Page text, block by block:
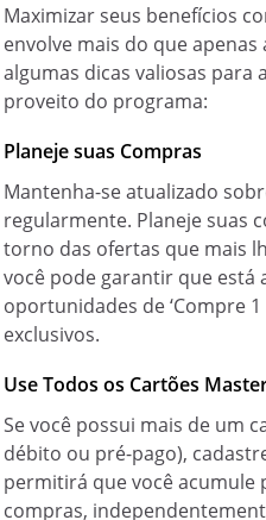
Maximizar seus benefícios
envolve mais do que
algumas dicas valiosas para
proveito do programa:
Planeje suas Compras
Mantenha-se atualizado
regularmente. Planeje suas
torno das ofertas que mais
você pode garantir que está
oportunidades de ‘Compre 1
exclusivos.
Use Todos os Cartões
Se você possui mais de um
débito ou pré-pago),
permitirá que você acumule
compras,